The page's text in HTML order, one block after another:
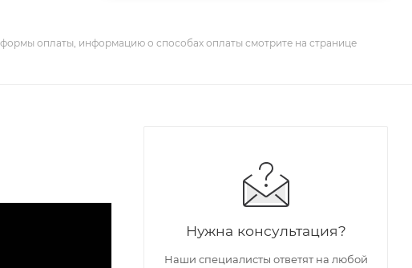
оплаты, информацию о способах оплаты смотрите на странице
Нужна консультация?
Наши специалисты ответят на любой